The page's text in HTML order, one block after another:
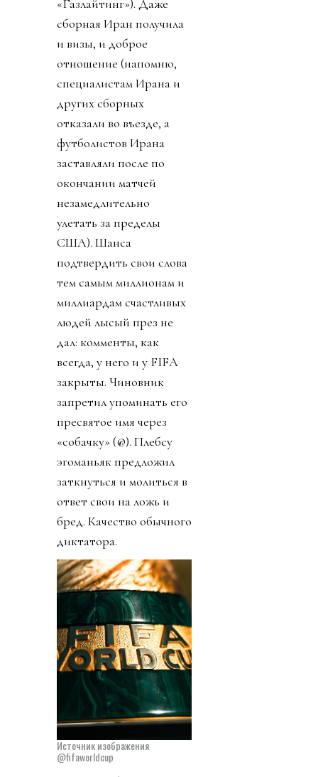
«Газлайтинг»). Даже
сборная Иран получила
и визы, и доброе
отношение (напомню,
специалистам Ирана и
других сборных
отказали во въезде, а
футболистов Ирана
заставляли после по
окончании матчей
незамедлительно
улетать за пределы
США). Шанса
подтвердить свои слова
тем самым миллионам и
миллиардам счастливых
людей лысый през не
дал: комменты, как
всегда, у него и у FIFA
закрыты. Чиновник
запретил упоминать его
пресвятое имя через
«собачку» (@). Плебсу
эгоманьяк предложил
заткнуться и молиться в
ответ свои на ложь и
бред. Качество обычного
диктатора.
Источник изображения
@fifaworldcup